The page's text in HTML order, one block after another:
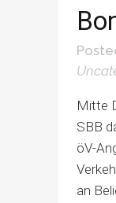
Mitte
SBB
öV-
an